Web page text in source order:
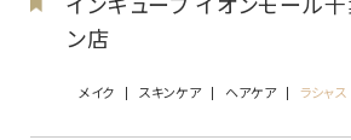
インキューブ イオンモール
ン店
メイク スキンケア ヘアケア ラシャス